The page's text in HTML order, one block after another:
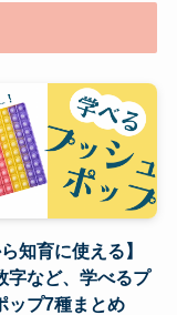
ら知育に使える】
字など、学べるプ
ップ7種まとめ